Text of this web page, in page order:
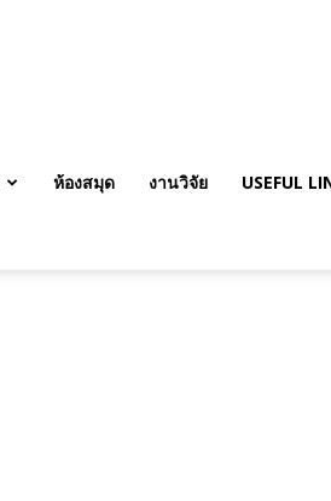
ห้องสมุด งานวิจัย USEFUL